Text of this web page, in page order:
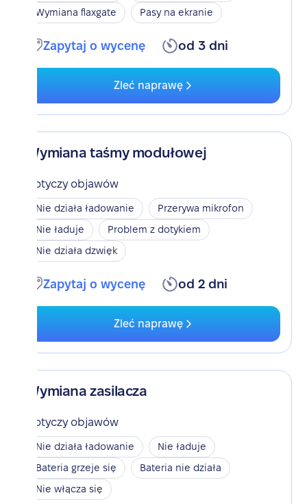
Wymiana flaxgate
Pasy na ekranie
Zapytaj o wycenę od 3 dni
Zleć naprawę
Wymiana taśmy modułowej
Dotyczy objawów
Nie działa ładowanie
Przerywa mikrofon
Nie ładuje
Problem z dotykiem
Nie działa dzwięk
Zapytaj o wycenę od 2 dni
Zleć naprawę
Wymiana zasilacza
Dotyczy objawów
Nie działa ładowanie
Nie ładuje
Bateria grzeje się
Bateria nie działa
Nie włącza się